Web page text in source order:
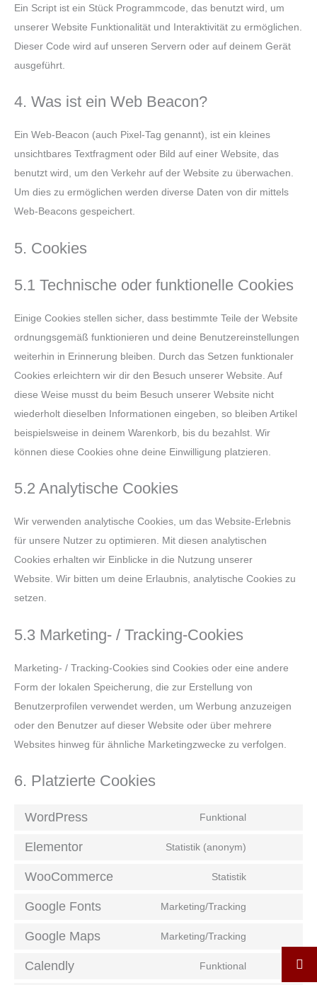
Ein Script ist ein Stück Programmcode, das benutzt wird, um
unserer Website Funktionalität und Interaktivität zu ermöglichen.
Dieser Code wird auf unseren Servern oder auf deinem Gerät
ausgeführt.
4. Was ist ein Web Beacon?
Ein Web-Beacon (auch Pixel-Tag genannt), ist ein kleines
unsichtbares Textfragment oder Bild auf einer Website, das
benutzt wird, um den Verkehr auf der Website zu überwachen.
Um dies zu ermöglichen werden diverse Daten von dir mittels
Web-Beacons gespeichert.
5. Cookies
5.1 Technische oder funktionelle Cookies
Einige Cookies stellen sicher, dass bestimmte Teile der Website
ordnungsgemäß funktionieren und deine Benutzereinstellungen
weiterhin in Erinnerung bleiben. Durch das Setzen funktionaler
Cookies erleichtern wir dir den Besuch unserer Website. Auf
diese Weise musst du beim Besuch unserer Website nicht
wiederholt dieselben Informationen eingeben, so bleiben Artikel
beispielsweise in deinem Warenkorb, bis du bezahlst. Wir
können diese Cookies ohne deine Einwilligung platzieren.
5.2 Analytische Cookies
Wir verwenden analytische Cookies, um das Website-Erlebnis
für unsere Nutzer zu optimieren. Mit diesen analytischen
Cookies erhalten wir Einblicke in die Nutzung unserer
Website. Wir bitten um deine Erlaubnis, analytische Cookies zu
setzen.
5.3 Marketing- / Tracking-Cookies
Marketing- / Tracking-Cookies sind Cookies oder eine andere
Form der lokalen Speicherung, die zur Erstellung von
Benutzerprofilen verwendet werden, um Werbung anzuzeigen
oder den Benutzer auf dieser Website oder über mehrere
Websites hinweg für ähnliche Marketingzwecke zu verfolgen.
6. Platzierte Cookies
WordPress Funktional
Elementor Statistik (anonym)
WooCommerce Statistik
Google Fonts Marketing/Tracking
Google Maps Marketing/Tracking
Calendly Funktional